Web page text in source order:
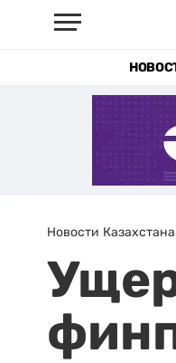
Новости Казахстана